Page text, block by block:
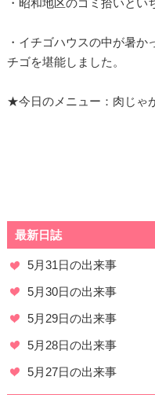
・昭和地区のゴミ拾いとい
・イチゴハウスの中が暑
チゴを堪能しました。
★今日のメニュー：肉じゃ
最新日誌
5月31日の出来事
5月30日の出来事
5月29日の出来事
5月28日の出来事
5月27日の出来事